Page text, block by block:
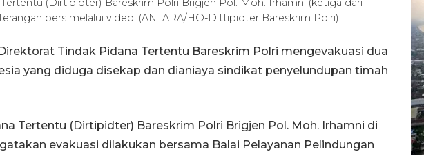
(Dirtipidter) Bareskrim Polri Brigjen Pol. Moh. Irhamni (ketiga dari
pers melalui video. (ANTARA/HO-Dittipidter Bareskrim Polri)
Tindak Pidana Tertentu Bareskrim Polri mengevakuasi dua
yang diduga disekap dan dianiaya sindikat penyelundupan timah
Tertentu (Dirtipidter) Bareskrim Polri Brigjen Pol. Moh. Irhamni di
evakuasi dilakukan bersama Balai Pelayanan Pelindungan